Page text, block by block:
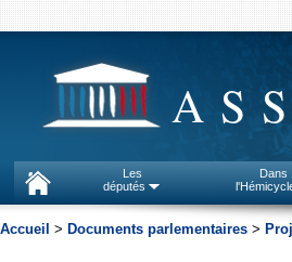
Les
députés
Dans
Accueil > Documents parlementaires >